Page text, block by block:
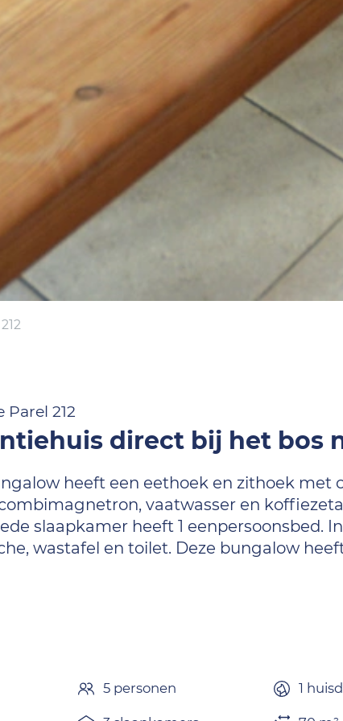
212
direct bij het bos
heeft een eethoek en zithoek met
vaatwasser en
slaapkamer heeft 1 eenpersoonsbed.
wastafel en toilet. Deze bungalow
5 personen 1